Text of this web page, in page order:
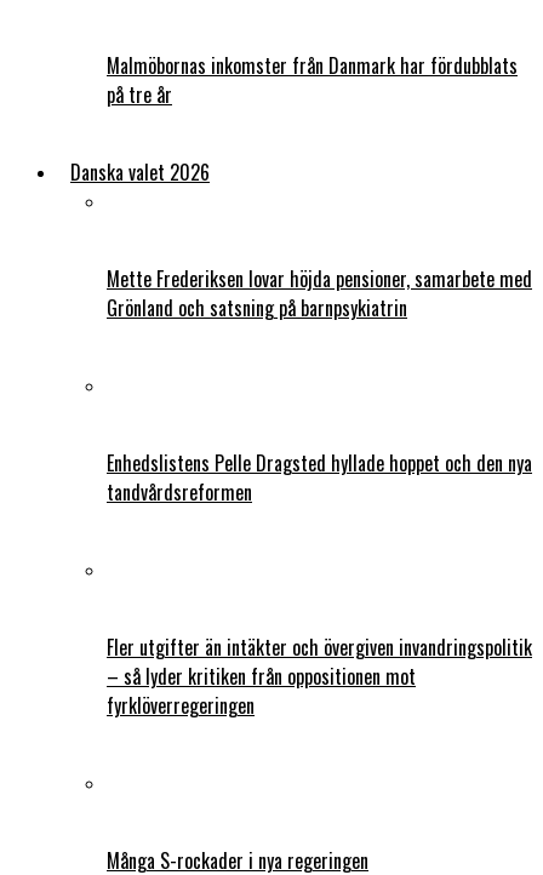
Malmöbornas inkomster från Danmark har fördubblats
på tre år
Danska valet 2026
Mette Frederiksen lovar höjda pensioner, samarbete med
Grönland och satsning på barnpsykiatrin
Enhedslistens Pelle Dragsted hyllade hoppet och den nya
tandvårdsreformen
Fler utgifter än intäkter och övergiven invandringspolitik
– så lyder kritiken från oppositionen mot
fyrklöverregeringen
Många S-rockader i nya regeringen